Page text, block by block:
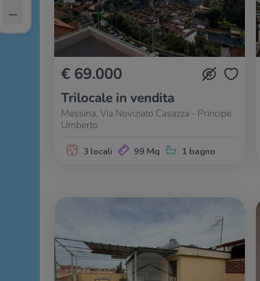
€ 69.000
Trilocale in vendita
Messina, Via Noviziato Casazza - Principe
Umberto
3 locali 99 Mq 1 bagno
–